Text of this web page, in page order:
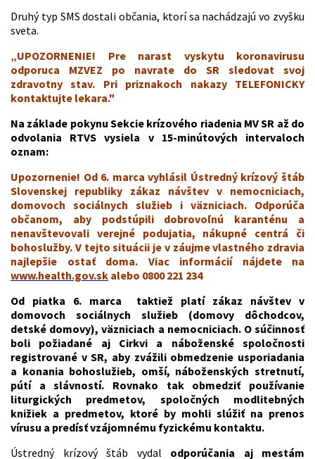
Druhý typ SMS dostali občania, ktorí sa nachádzajú vo zvyšku
sveta.
„UPOZORNENIE! Pre narast vyskytu koronavirusu
odporuca MZVEZ po navrate do SR sledovat svoj
zdravotny stav. Pri priznakoch nakazy TELEFONICKY
kontaktujte lekara."
Na základe pokynu Sekcie krízového riadenia MV SR až do
odvolania RTVS vysiela v 15-minútových intervaloch
oznam:
Upozornenie! Od 6. marca vyhlásil Ústredný krízový štáb
Slovenskej republiky zákaz návštev v nemocniciach,
domovoch sociálnych služieb i väzniciach. Odporúča
občanom, aby podstúpili dobrovoľnú karanténu a
nenavštevovali verejné podujatia, nákupné centrá či
bohoslužby. V tejto situácii je v záujme vlastného zdravia
najlepšie ostať doma. Viac informácií nájdete na
www.health.gov.sk alebo 0800 221 234
Od piatka 6. marca taktiež platí zákaz návštev v
domovoch sociálnych služieb (domovy dôchodcov,
detské domovy), väzniciach a nemocniciach. O súčinnosť
boli požiadané aj Cirkvi a náboženské spoločnosti
registrované v SR, aby zvážili obmedzenie usporiadania
a konania bohoslužieb, omší, náboženských stretnutí,
pútí a slávností. Rovnako tak obmedziť používanie
liturgických predmetov, spoločných modlitebných
knižiek a predmetov, ktoré by mohli slúžiť na prenos
vírusu a predísť vzájomnému fyzickému kontaktu.
Ústredný krízový štáb vydal odporúčania aj mestám